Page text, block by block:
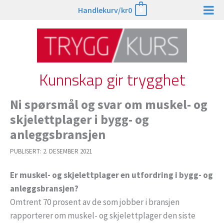
Handlekurv/kr0
Kunnskap gir trygghet
Ni spørsmål og svar om muskel- og
skjelettplager i bygg- og
anleggsbransjen
PUBLISERT: 2. DESEMBER 2021
Er muskel- og skjelettplager en utfordring i bygg- og
anleggsbransjen?
Omtrent 70 prosent av de som jobber i bransjen
rapporterer om muskel- og skjelettplager den siste